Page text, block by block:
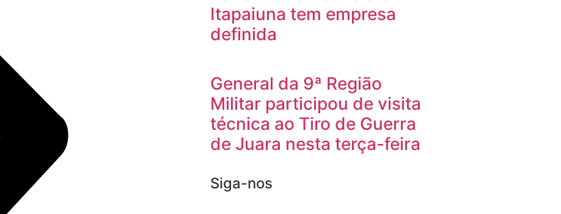
Itapaiuna tem empresa
definida
General da 9ª Região
Militar participou de visita
técnica ao Tiro de Guerra
de Juara nesta terça-feira
Siga-nos